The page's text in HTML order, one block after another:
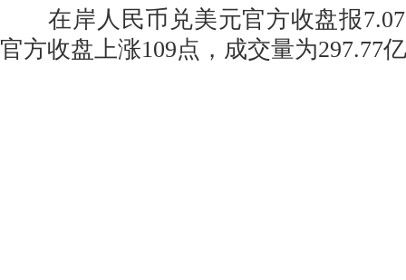
在岸人民币兑美元官方收盘报
官方收盘上涨109点，成交量为297.77